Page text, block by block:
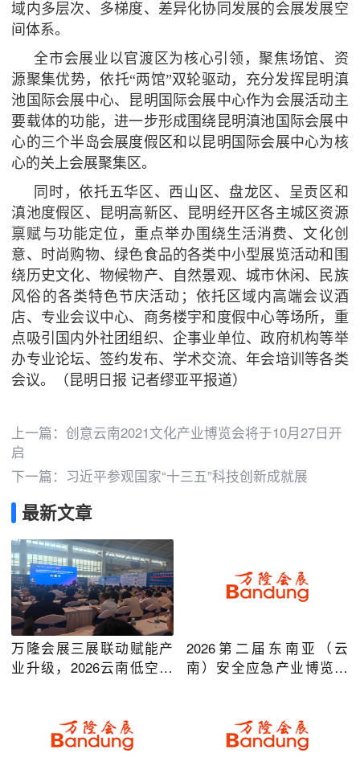
域内多层次、多梯度、差异化协同发展的会展发展空
间体系。
全市会展业以官渡区为核心引领，聚焦场馆、资
源聚集优势，依托“两馆”双轮驱动，充分发挥昆明滇
池国际会展中心、昆明国际会展中心作为会展活动主
要载体的功能，进一步形成围绕昆明滇池国际会展中
心的三个半岛会展度假区和以昆明国际会展中心为核
心的关上会展聚集区。
同时，依托五华区、西山区、盘龙区、呈贡区和
滇池度假区、昆明高新区、昆明经开区各主城区资源
禀赋与功能定位，重点举办围绕生活消费、文化创
意、时尚购物、绿色食品的各类中小型展览活动和围
绕历史文化、物候物产、自然景观、城市休闲、民族
风俗的各类特色节庆活动；依托区域内高端会议酒
店、专业会议中心、商务楼宇和度假中心等场所，重
点吸引国内外社团组织、企事业单位、政府机构等举
办专业论坛、签约发布、学术交流、年会培训等各类
会议。（昆明日报 记者缪亚平报道）
上一篇：创意云南2021文化产业博览会将于10月27日开
启
下一篇： 习近平参观国家“十三五”科技创新成就展
最新文章
万隆会展三展联动赋能产
业升级，2026云南低空经
2026第二届东南亚（云
南）安全应急产业博览会